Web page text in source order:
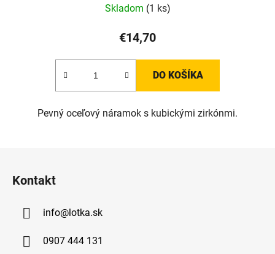
Skladom (1 ks)
€14,70
DO KOŠÍKA
Pevný oceľový náramok s kubickými zirkónmi.
Kontakt
info@lotka.sk
0907 444 131